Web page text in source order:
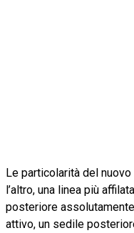
Le particolarità del
l’altro, una linea più
posteriore
attivo, un sedile